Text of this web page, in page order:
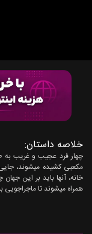
خلاصه داستان:
چهار فرد عجیب و غریب به
مکعبی کشیده میشوند،
خانه، آنها باید بر این
همراه میشوند تا ماجراجویی